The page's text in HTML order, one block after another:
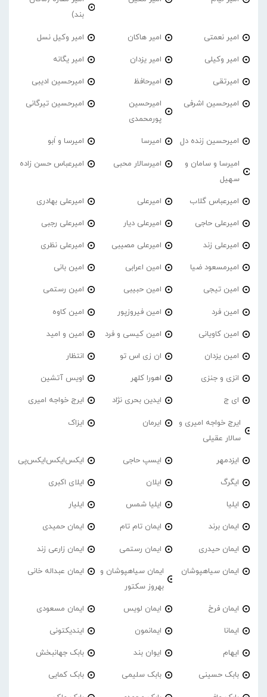
بند)
امیر نعمتی امیر هاکان امیر وکیل نسل
امیر وکیلی امیر یزدان امیر یگانه
امیرتقی امیرحافظ امیرحسین ادیبی
امیرحسین اشرفی
امیرحسین
پورمحمدی
امیرحسین تیرگانی
امیرحسین زنده دل امیرسا امیرسا و اَبو
امیرسا و سامان و
سهیل
امیرسالار محبی امیرعباس حسن زاده
امیرعباس گلاب امیرعلی امیرعلی بهادری
امیرعلی حاجی امیرعلی دیار امیرعلی رجبی
امیرعلی زند امیرعلی مصیبی امیرعلی نظری
امیرمسعود ضیا امین اعرابی امین بانی
امین تیجی امین حبیبی امین رستمی
امین فرد امین فیروزپور امین کاوه
امین کاویانی امین کیسی و فرد امین و امید
امین یزدان ان زی اس تو انتظار
انزی و جنزی اهورا کلهر اویس آتشین
ای ج ایدین بحری نژاد ایرج خواجه امیری
ایرج خواجه امیری و
سالار عقیلی
ایرمان ایزاک
ایزدمهر ایسپ حاجی ایکس‌ایکس‌ایکس‌پی
ایگرگ ایلان ایلای اکبری
ایلیا ایلیا شمس ایلیار
ایمان برند ایمان تام تام ایمان حمیدی
ایمان حیدری ایمان رستمی ایمان زارعی زند
ایمان سیاهپوشان
ایمان سیاهپوشان و
بهروز سکتور
ایمان عبداله خانی
ایمان فرخ ایمان لویس ایمان مسعودی
ایمانا ایمانمون ایندیکتونی
ایهام ایوان بند بابک جهانبخش
بابک حسینی بابک سلیمی بابک کمایی